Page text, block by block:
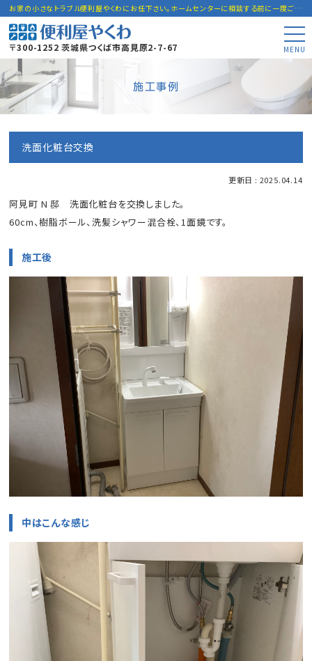
お家の小さなトラブル便利屋やくわにお任下さい。ホームセンターに相談する前に一度ご連絡下さい。
〒300-1252 茨城県つくば市高見原2-7-67 MENU
施工事例
洗面化粧台交換
更新日 : 2025.04.14
阿見町 N 邸 洗面化粧台を交換しました。
60cm、樹脂ボール、洗髪シャワー混合栓、1面鏡です。
施工後
中はこんな感じ